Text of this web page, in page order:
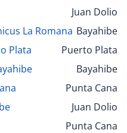
Juan Dolio
La Romana Bayahibe
Plata
Puerto Plata
Bayahibe
Punta Cana
Juan Dolio
Punta Cana